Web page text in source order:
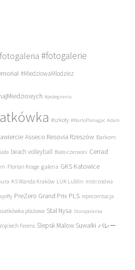
#fotogalerie
#MiedziowaMlodziez
#pożegnania
#szkoły #WartoPomagac Adam
Asseco Resovia Rzeszów Barkom
beach volleyball Biało-czerwoni Cerrad
Florian Krage galeria GKS Katowice
KS Wanda Kraków LUK Lublin mistrzostwa
PreZero Grand Prix PLS reprezentacja
siatkówka plażowa Stal Nysa Staropolanka
Ferens Ślepsk Malow Suwałki バレー